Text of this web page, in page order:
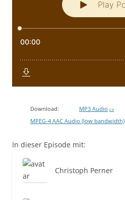
Download: MP3 Audio 0 B
MPEG-4 AAC Audio (low bandwidth)
In dieser Episode mit:
Christoph Perner